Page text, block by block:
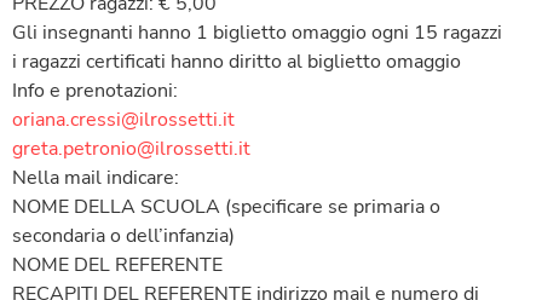
Gli insegnanti hanno 1 biglietto omaggio ogni 15 ragazzi
i ragazzi certificati hanno diritto al biglietto omaggio
Info e prenotazioni:
oriana.cressi@ilrossetti.it
greta.petronio@ilrossetti.it
Nella mail indicare:
NOME DELLA SCUOLA (specificare se primaria o
secondaria o dell’infanzia)
NOME DEL REFERENTE
RECAPITI DEL REFERENTE indirizzo mail e numero di